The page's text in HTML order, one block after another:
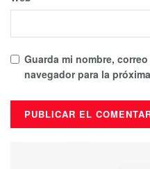
Guarda mi nombre,
navegador para la